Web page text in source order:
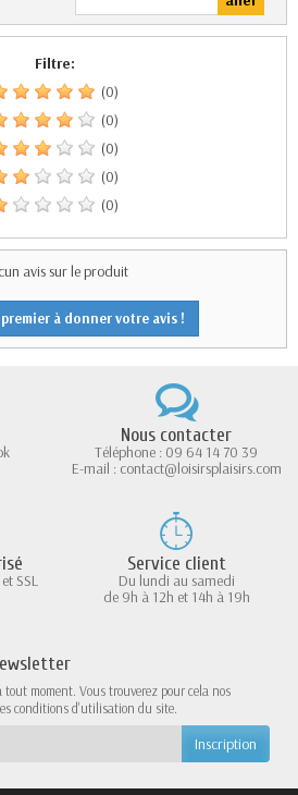
Filtre:
(0)
(0)
(0)
(0)
(0)
avis sur le produit
à donner votre avis !
Nous contacter
Téléphone : 09 64 14 70 39
E-mail : contact@loisirsplaisirs.com
SSL
Service client
Du lundi au samedi
de 9h à 12h et 14h à 19h
tout moment. Vous trouverez pour cela nos
conditions d'utilisation du site.